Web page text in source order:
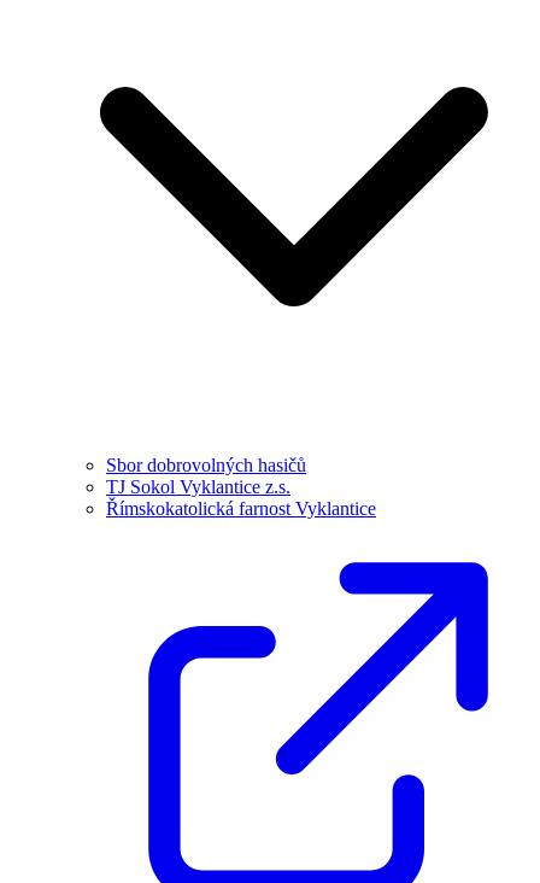
Sbor dobrovolných hasičů
TJ Sokol Vyklantice z.s.
Římskokatolická farnost Vyklantice